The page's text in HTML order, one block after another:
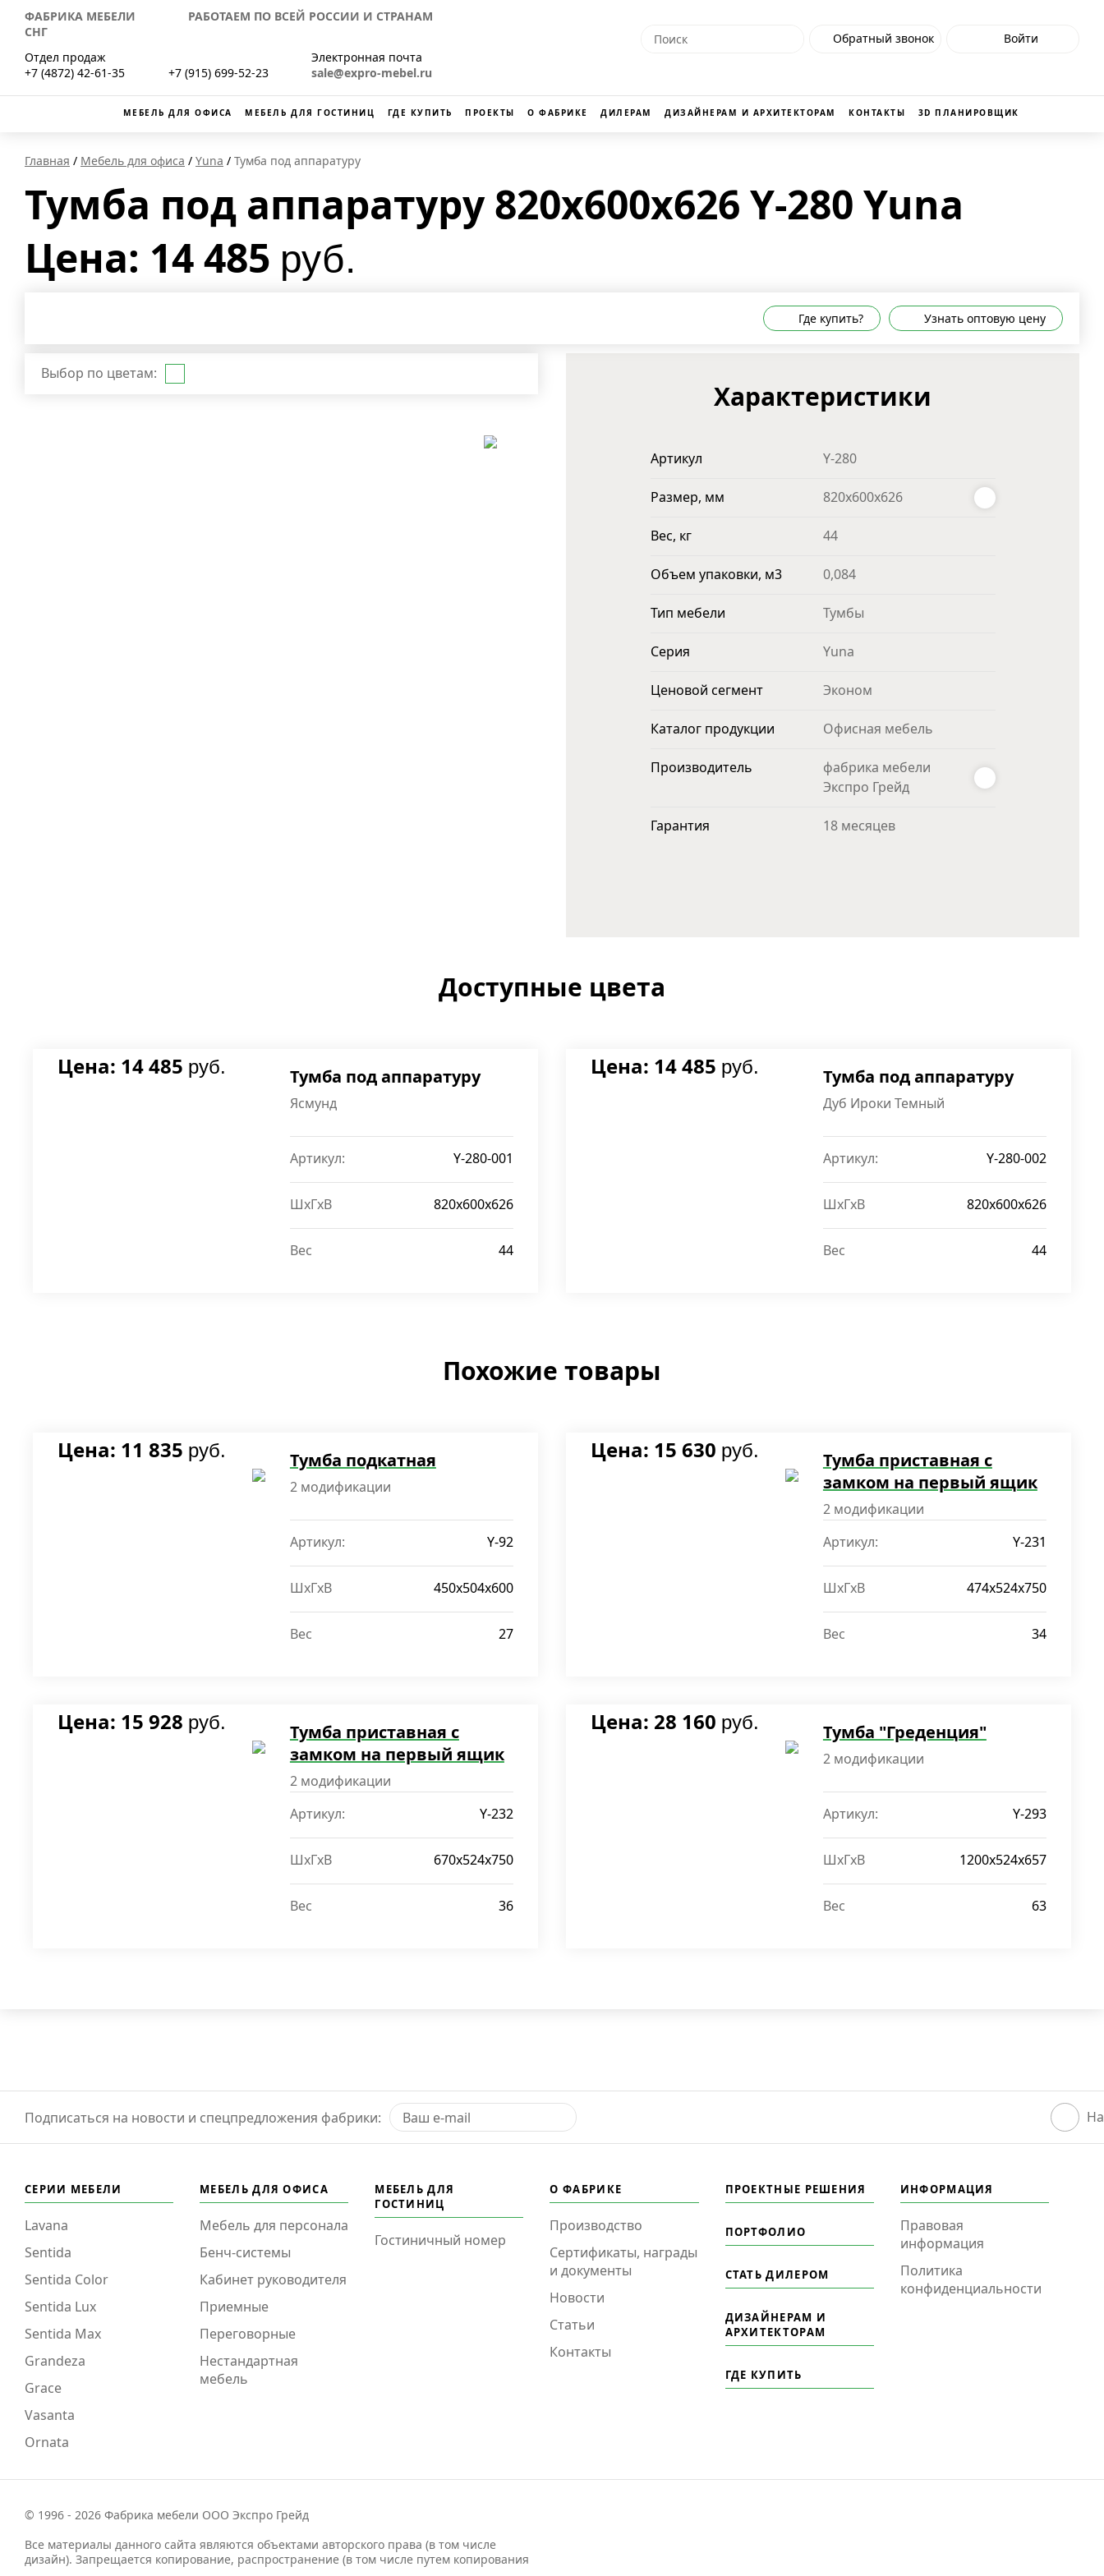
ФАБРИКА МЕБЕЛИ РАБОТАЕМ ПО ВСЕЙ РОССИИ И СТРАНАМ
СНГ
Отдел продаж
+7 (4872) 42-61-35
+7 (915) 699-52-23
Электронная почта
sale@expro-mebel.ru
Обратный звонок Войти
МЕБЕЛЬ ДЛЯ ОФИСА МЕБЕЛЬ ДЛЯ ГОСТИНИЦ ГДЕ КУПИТЬ ПРОЕКТЫ О ФАБРИКЕ ДИЛЕРАМ ДИЗАЙНЕРАМ И АРХИТЕКТОРАМ КОНТАКТЫ 3D ПЛАНИРОВЩИК
Главная Мебель для офиса Yuna Тумба под аппаратуру
Тумба под аппаратуру 820х600х626 Y-280 Yuna
Цена: 14 485 руб.
Где купить? Узнать оптовую цену
Выбор по цветам:
Характеристики
Артикул Y-280
Размер, мм 820х600х626
Вес, кг 44
Объем упаковки, м3 0,084
Тип мебели Тумбы
Серия Yuna
Ценовой сегмент Эконом
Каталог продукции Офисная мебель
Производитель
фабрика мебели
Экспро Грейд
Гарантия 18 месяцев
Доступные цвета
Тумба под аппаратуру
Ясмунд
Цена: 14 485 руб.
Артикул: Y-280-001
ШxГxВ 820х600х626
Вес 44
Тумба под аппаратуру
Дуб Ироки Темный
Цена: 14 485 руб.
Артикул: Y-280-002
ШxГxВ 820х600х626
Вес 44
Похожие товары
Тумба подкатная
2 модификации
Цена: 11 835 руб.
Артикул: Y-92
ШxГxВ 450x504x600
Вес 27
Тумба приставная с
замком на первый ящик
2 модификации
Цена: 15 630 руб.
Артикул: Y-231
ШxГxВ 474x524x750
Вес 34
Тумба приставная с
замком на первый ящик
2 модификации
Цена: 15 928 руб.
Артикул: Y-232
ШxГxВ 670x524x750
Вес 36
Тумба "Греденция"
2 модификации
Цена: 28 160 руб.
Артикул: Y-293
ШxГxВ 1200x524x657
Вес 63
Подписаться на новости и спецпредложения фабрики:
СЕРИИ МЕБЕЛИ
Lavana
Sentida
Sentida Color
Sentida Lux
Sentida Max
Grandeza
Grace
Vasanta
Ornata
МЕБЕЛЬ ДЛЯ ОФИСА
Мебель для персонала
Бенч-системы
Кабинет руководителя
Приемные
Переговорные
Нестандартная
мебель
МЕБЕЛЬ ДЛЯ
ГОСТИНИЦ
Гостиничный номер
О ФАБРИКЕ
Производство
Сертификаты, награды
и документы
Новости
Статьи
Контакты
ПРОЕКТНЫЕ РЕШЕНИЯ
ПОРТФОЛИО
СТАТЬ ДИЛЕРОМ
ДИЗАЙНЕРАМ И
АРХИТЕКТОРАМ
ГДЕ КУПИТЬ
ИНФОРМАЦИЯ
Правовая
информация
Политика
конфиденциальности
© 1996 - 2026 Фабрика мебели ООО Экспро Грейд
Все материалы данного сайта являются объектами авторского права (в том числе
дизайн). Запрещается копирование, распространение (в том числе путем копирования